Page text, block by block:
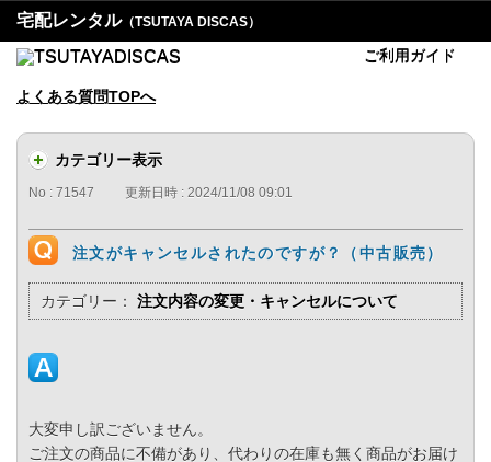
宅配レンタル（TSUTAYA DISCAS）
ご利用ガイド
よくある質問TOPへ
カテゴリー表示
No : 71547 更新日時 : 2024/11/08 09:01
注文がキャンセルされたのですが？（中古販売）
カテゴリー： 注文内容の変更・キャンセルについて
大変申し訳ございません。
ご注文の商品に不備があり、代わりの在庫も無く商品がお届け